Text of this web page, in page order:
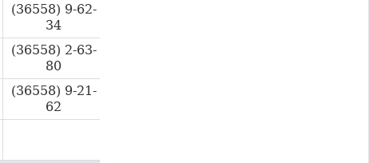
(36558) 9-62-
34
(36558) 2-63-
80
(36558) 9-21-
62